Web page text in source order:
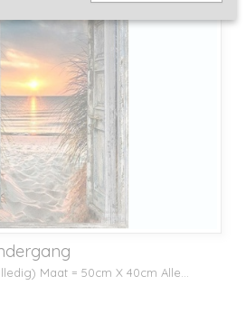
Maat = 50cm X 40cm Alle…